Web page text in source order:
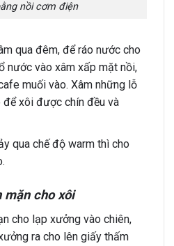
nồi cơm điện
qua đêm, để ráo nước cho
nước vào xâm xấp mặt nồi,
muối vào. Xâm những lỗ
xôi được chín đều và
qua chế độ warm thì cho
cho xôi
cho lạp xưởng vào chiên,
ra cho lên giấy thấm